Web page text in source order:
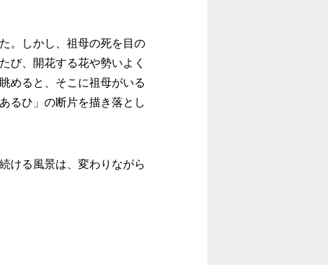
。しかし、祖母の死を目の
び、開花する花や勢いよく
めると、そこに祖母がいる
るひ」の断片を描き落とし
ける風景は、変わりながら